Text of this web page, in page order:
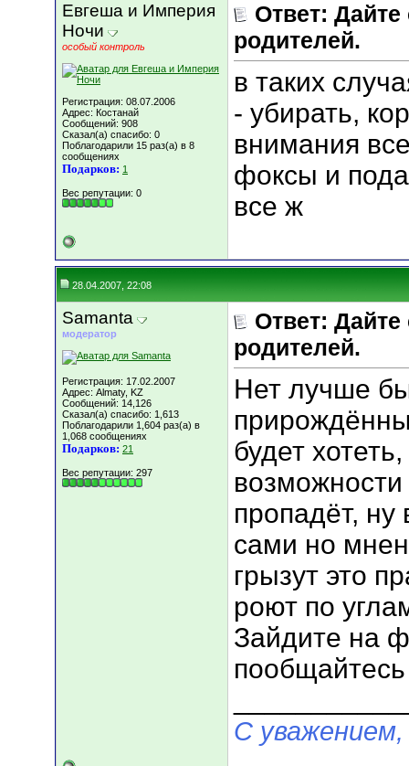
Евгеша и Империя
Ночи
особый контроль
Регистрация: 08.07.2006
Адрес: Костанай
Сообщений: 908
Сказал(а) спасибо: 0
Поблагодарили 15 раз(а) в 8
сообщениях
Подарков: 1
Вес репутации: 0
Ответ: Дайте
родителей.
в таких
- убирать,
внимания
фоксы и
все ж
28.04.2007, 22:08
Samanta
модератор
Регистрация: 17.02.2007
Адрес: Almaty, KZ
Сообщений: 14,126
Сказал(а) спасибо: 1,613
Поблагодарили 1,604 раз(а) в
1,068 сообщениях
Подарков: 21
Вес репутации: 297
Ответ: Дайте
родителей.
Нет лучше
будет
возможности
пропадёт, ну
сами но
грызут это
роют по
Зайдите на
С